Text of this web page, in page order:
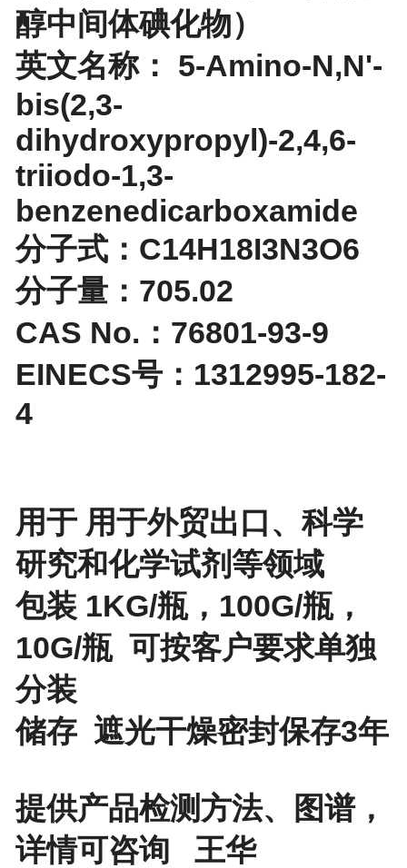
醇中间体碘化物）
英文名称： 5-Amino-N,N'-
bis(2,3-
dihydroxypropyl)-2,4,6-
triiodo-1,3-
benzenedicarboxamide
分子式：C14H18I3N3O6
分子量：705.02
CAS No.：76801-93-9
EINECS号：1312995-182-
4
用于 用于外贸出口、科学
研究和化学试剂等领域
包装 1KG/瓶，100G/瓶，
10G/瓶 可按客户要求单独
分装
储存 遮光干燥密封保存3年
提供产品检测方法、图谱，
详情可咨询 王华